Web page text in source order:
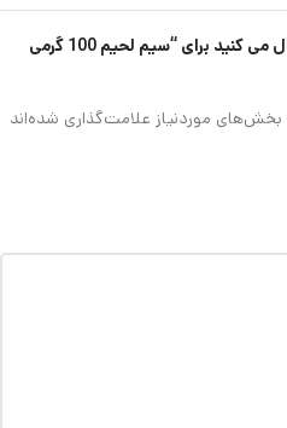
اولین نفری باشید که دیدگاهی را ارسال می کنید برای “سیم لحیم 100 گرمی
بخش‌های موردنیاز علامت‌گذاری شده‌اند